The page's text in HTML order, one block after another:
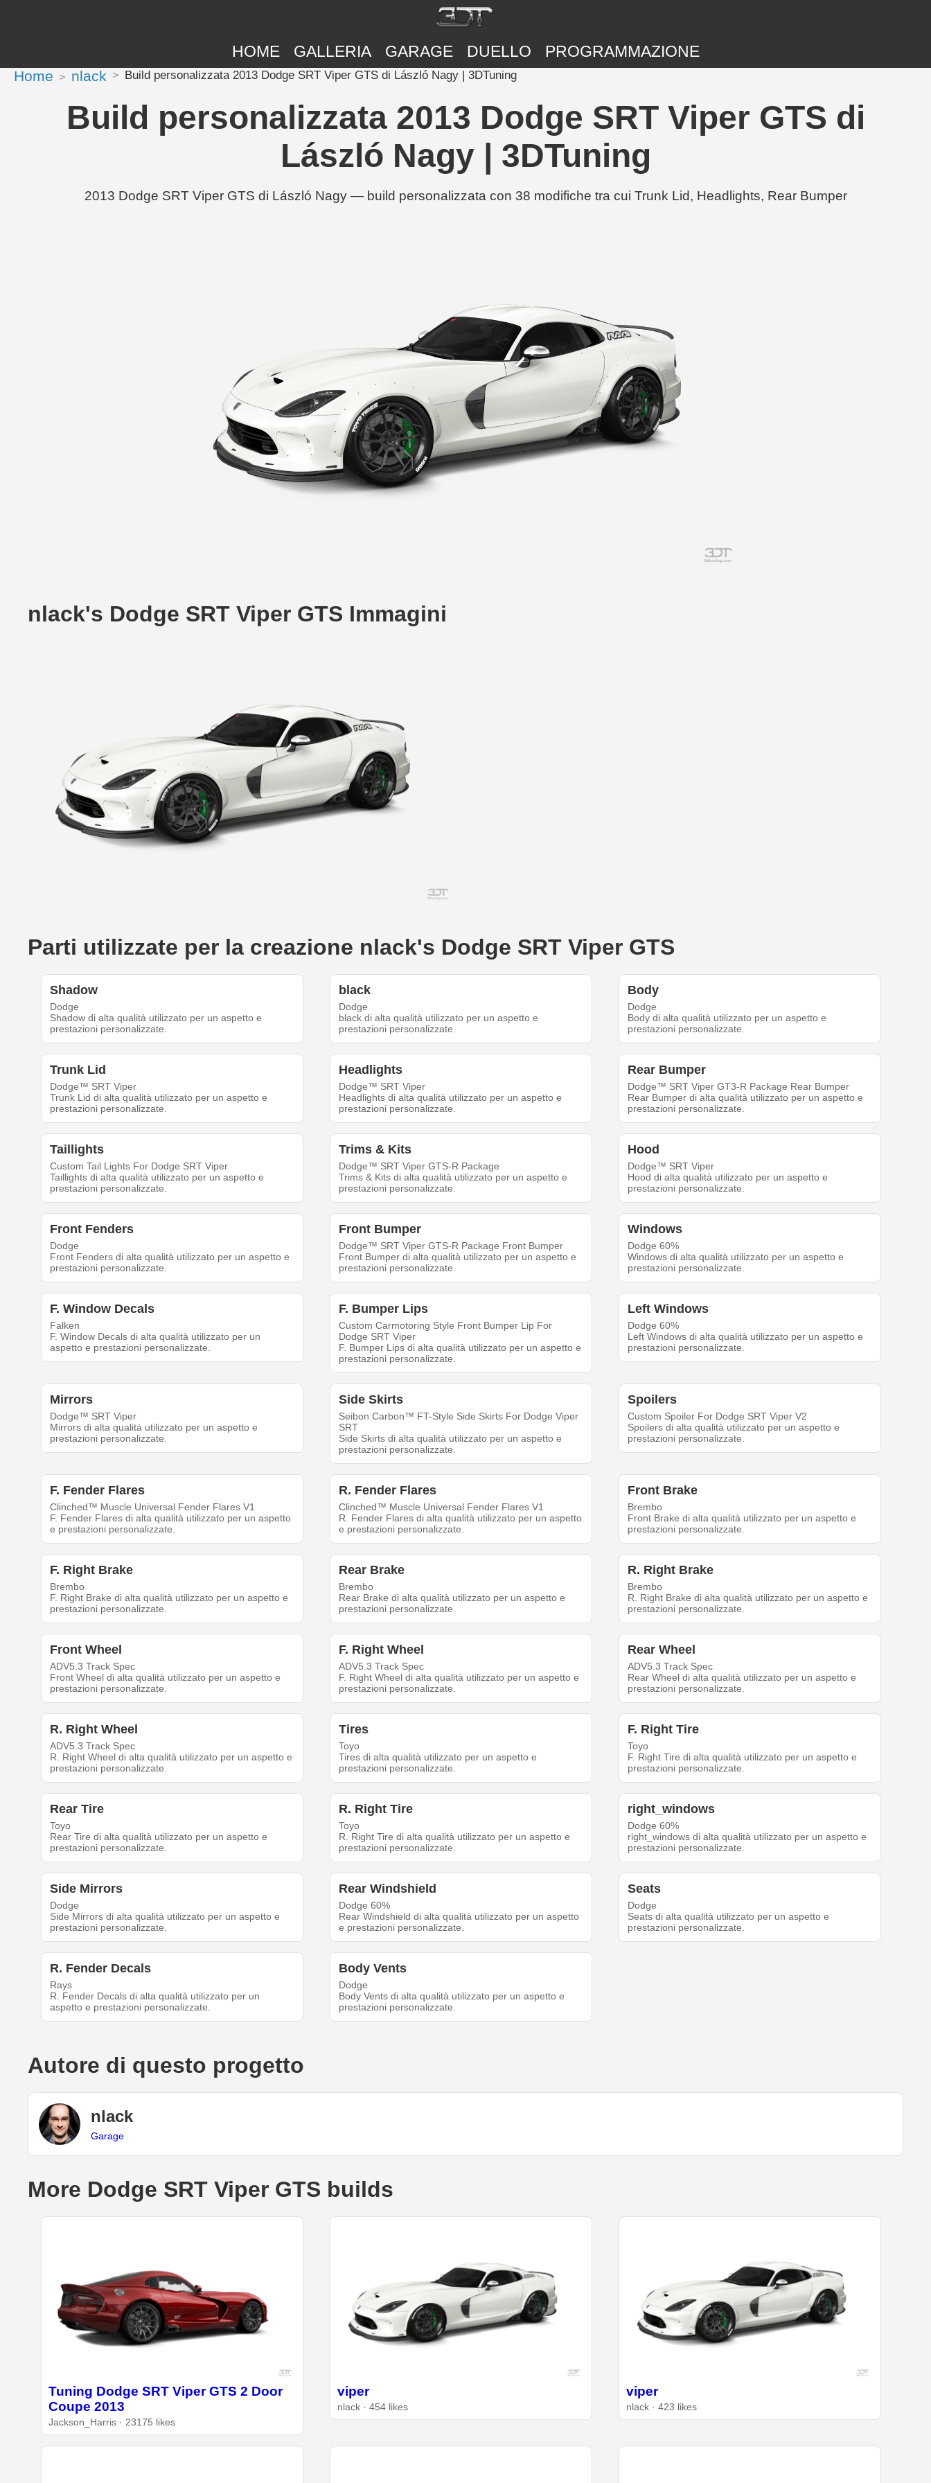
HOME GALLERIA GARAGE DUELLO PROGRAMMAZIONE
Home nlack Build personalizzata 2013 Dodge SRT Viper GTS di László Nagy | 3DTuning
Build personalizzata 2013 Dodge SRT Viper GTS di
László Nagy | 3DTuning
2013 Dodge SRT Viper GTS di László Nagy — build personalizzata con 38 modifiche tra cui Trunk Lid, Headlights, Rear Bumper
nlack's Dodge SRT Viper GTS Immagini
Parti utilizzate per la creazione nlack's Dodge SRT Viper GTS
Shadow
Dodge
Shadow di alta qualità utilizzato per un aspetto e
prestazioni personalizzate.
black
Dodge
black di alta qualità utilizzato per un aspetto e
prestazioni personalizzate.
Body
Dodge
Body di alta qualità utilizzato per un aspetto e
prestazioni personalizzate.
Trunk Lid
Dodge™ SRT Viper
Trunk Lid di alta qualità utilizzato per un aspetto e
prestazioni personalizzate.
Headlights
Dodge™ SRT Viper
Headlights di alta qualità utilizzato per un aspetto e
prestazioni personalizzate.
Rear Bumper
Dodge™ SRT Viper GT3-R Package Rear Bumper
Rear Bumper di alta qualità utilizzato per un aspetto e
prestazioni personalizzate.
Taillights
Custom Tail Lights For Dodge SRT Viper
Taillights di alta qualità utilizzato per un aspetto e
prestazioni personalizzate.
Trims & Kits
Dodge™ SRT Viper GTS-R Package
Trims & Kits di alta qualità utilizzato per un aspetto e
prestazioni personalizzate.
Hood
Dodge™ SRT Viper
Hood di alta qualità utilizzato per un aspetto e
prestazioni personalizzate.
Front Fenders
Dodge
Front Fenders di alta qualità utilizzato per un aspetto e
prestazioni personalizzate.
Front Bumper
Dodge™ SRT Viper GTS-R Package Front Bumper
Front Bumper di alta qualità utilizzato per un aspetto e
prestazioni personalizzate.
Windows
Dodge 60%
Windows di alta qualità utilizzato per un aspetto e
prestazioni personalizzate.
F. Window Decals
Falken
F. Window Decals di alta qualità utilizzato per un
aspetto e prestazioni personalizzate.
F. Bumper Lips
Custom Carmotoring Style Front Bumper Lip For
Dodge SRT Viper
F. Bumper Lips di alta qualità utilizzato per un aspetto e
prestazioni personalizzate.
Left Windows
Dodge 60%
Left Windows di alta qualità utilizzato per un aspetto e
prestazioni personalizzate.
Mirrors
Dodge™ SRT Viper
Mirrors di alta qualità utilizzato per un aspetto e
prestazioni personalizzate.
Side Skirts
Seibon Carbon™ FT-Style Side Skirts For Dodge Viper
SRT
Side Skirts di alta qualità utilizzato per un aspetto e
prestazioni personalizzate.
Spoilers
Custom Spoiler For Dodge SRT Viper V2
Spoilers di alta qualità utilizzato per un aspetto e
prestazioni personalizzate.
F. Fender Flares
Clinched™ Muscle Universal Fender Flares V1
F. Fender Flares di alta qualità utilizzato per un aspetto
e prestazioni personalizzate.
R. Fender Flares
Clinched™ Muscle Universal Fender Flares V1
R. Fender Flares di alta qualità utilizzato per un aspetto
e prestazioni personalizzate.
Front Brake
Brembo
Front Brake di alta qualità utilizzato per un aspetto e
prestazioni personalizzate.
F. Right Brake
Brembo
F. Right Brake di alta qualità utilizzato per un aspetto e
prestazioni personalizzate.
Rear Brake
Brembo
Rear Brake di alta qualità utilizzato per un aspetto e
prestazioni personalizzate.
R. Right Brake
Brembo
R. Right Brake di alta qualità utilizzato per un aspetto e
prestazioni personalizzate.
Front Wheel
ADV5.3 Track Spec
Front Wheel di alta qualità utilizzato per un aspetto e
prestazioni personalizzate.
F. Right Wheel
ADV5.3 Track Spec
F. Right Wheel di alta qualità utilizzato per un aspetto e
prestazioni personalizzate.
Rear Wheel
ADV5.3 Track Spec
Rear Wheel di alta qualità utilizzato per un aspetto e
prestazioni personalizzate.
R. Right Wheel
ADV5.3 Track Spec
R. Right Wheel di alta qualità utilizzato per un aspetto e
prestazioni personalizzate.
Tires
Toyo
Tires di alta qualità utilizzato per un aspetto e
prestazioni personalizzate.
F. Right Tire
Toyo
F. Right Tire di alta qualità utilizzato per un aspetto e
prestazioni personalizzate.
Rear Tire
Toyo
Rear Tire di alta qualità utilizzato per un aspetto e
prestazioni personalizzate.
R. Right Tire
Toyo
R. Right Tire di alta qualità utilizzato per un aspetto e
prestazioni personalizzate.
right_windows
Dodge 60%
right_windows di alta qualità utilizzato per un aspetto e
prestazioni personalizzate.
Side Mirrors
Dodge
Side Mirrors di alta qualità utilizzato per un aspetto e
prestazioni personalizzate.
Rear Windshield
Dodge 60%
Rear Windshield di alta qualità utilizzato per un aspetto
e prestazioni personalizzate.
Seats
Dodge
Seats di alta qualità utilizzato per un aspetto e
prestazioni personalizzate.
R. Fender Decals
Rays
R. Fender Decals di alta qualità utilizzato per un
aspetto e prestazioni personalizzate.
Body Vents
Dodge
Body Vents di alta qualità utilizzato per un aspetto e
prestazioni personalizzate.
Autore di questo progetto
nlack
Garage
More Dodge SRT Viper GTS builds
Tuning Dodge SRT Viper GTS 2 Door
Coupe 2013
Jackson_Harris · 23175 likes
viper
nlack · 454 likes
viper
nlack · 423 likes